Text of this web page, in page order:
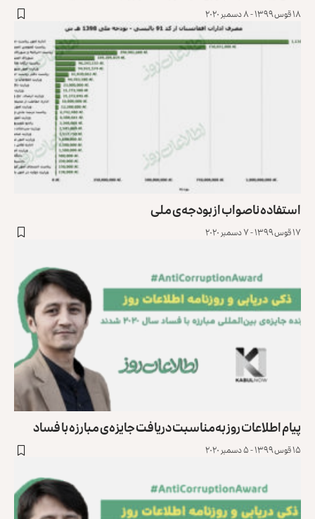
۱۸ قوس ۱۳۹۹ - ۸ دسمبر ۲۰۲۰
استفاده ناصواب از بودجه‌ی ملی
۱۷ قوس ۱۳۹۹ - ۷ دسمبر ۲۰۲۰
پیام اطلاعات روز به‌مناسبت دریافت جایزه‌ی مبارزه با فساد
۱۵ قوس ۱۳۹۹ - ۵ دسمبر ۲۰۲۰